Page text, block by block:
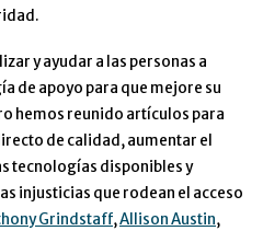
y ayudar a las personas a
de apoyo para que mejore su
hemos reunido artículos para
de calidad, aumentar el
tecnologías disponibles y
injusticias que rodean el acceso
Grindstaff,Allison Austin,